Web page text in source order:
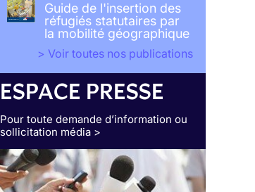
Guide de l'insertion des
réfugiés statutaires par
la mobilité géographique
> Voir toutes nos publications
ESPACE PRESSE
Pour toute demande d’information ou
sollicitation média >